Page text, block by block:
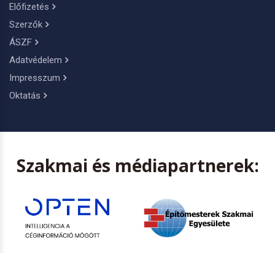
Előfizetés
Szerzők
ÁSZF
Adatvédelem
Impresszum
Oktatás
Szakmai és médiapartnerek: